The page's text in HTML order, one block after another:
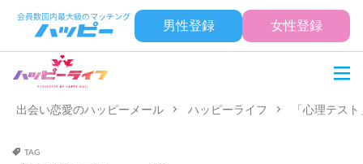
男性登録 女性登録
出会い恋愛のハッピーメール ハッピーライフ 「心理テス
TAG